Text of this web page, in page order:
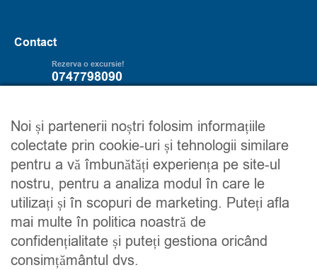
Contact
Rezerva o excursie!
0747798090
Servicii
Excursii
Circuite
Maroc
Trip2explore
Despre noi
Contacteaza-ne
Detalii financiare
Urmareste-ne
Noi și partenerii noștri folosim informațiile
colectate prin cookie-uri și tehnologii similare
pentru a vă îmbunătăți experiența pe site-ul
nostru, pentru a analiza modul în care le
utilizați și în scopuri de marketing. Puteți afla
mai multe în politica noastră de
confidențialitate și puteți gestiona oricând
consimțământul dvs.